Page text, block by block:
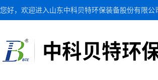
您好，欢迎进入山东中科贝特环保装备股份有限公